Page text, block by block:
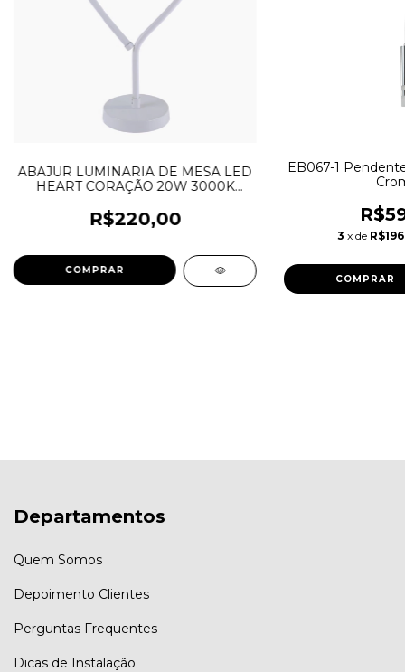
ABAJUR LUMINARIA DE MESA LED
HEART CORAÇÃO 20W 3000K
R$220,00
EB067-1
3 x de
Departamentos
Quem Somos
Depoimento Clientes
Perguntas Frequentes
Dicas de Instalação